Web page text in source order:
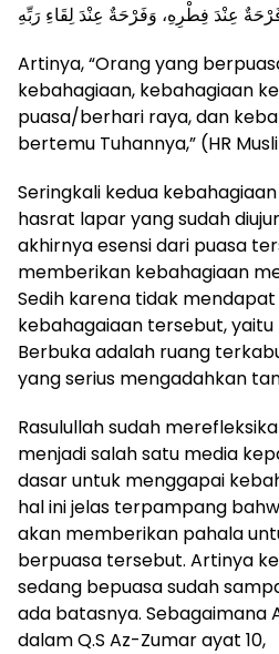
عِنْدَ فِطْرِهِ، وَفَرْحَةٌ عِنْدَ لِقَاءِ رَبِّهِ
Artinya, “Orang yang
kebahagiaan, kebahagiaan
puasa/berhari raya, dan
bertemu Tuhannya,” (HR
Seringkali kedua
hasrat lapar yang sudah
akhirnya esensi dari puasa
memberikan kebahagiaan
Sedih karena tidak
kebahagaiaan tersebut,
Berbuka adalah ruang
yang serius mengadahkan
Rasulullah sudah
menjadi salah satu media
dasar untuk menggapai
hal ini jelas terpampang
akan memberikan pahala
berpuasa tersebut. Artinya
sedang bepuasa sudah
ada batasnya. Sebagaimana
dalam Q.S Az-Zumar ayat 10,